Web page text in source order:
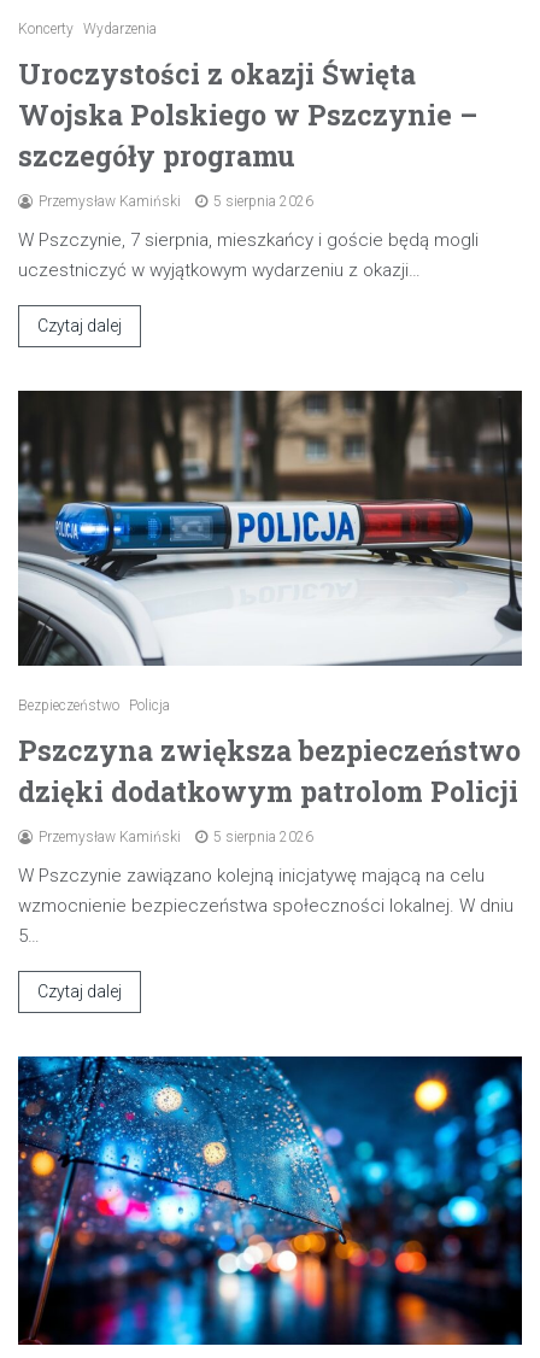
Koncerty Wydarzenia
Uroczystości z okazji Święta
Wojska Polskiego w Pszczynie –
szczegóły programu
Przemysław Kamiński 5 sierpnia 2026
W Pszczynie, 7 sierpnia, mieszkańcy i goście będą mogli
uczestniczyć w wyjątkowym wydarzeniu z okazji…
Czytaj dalej
Bezpieczeństwo Policja
Pszczyna zwiększa bezpieczeństwo
dzięki dodatkowym patrolom Policji
Przemysław Kamiński 5 sierpnia 2026
W Pszczynie zawiązano kolejną inicjatywę mającą na celu
wzmocnienie bezpieczeństwa społeczności lokalnej. W dniu
5…
Czytaj dalej